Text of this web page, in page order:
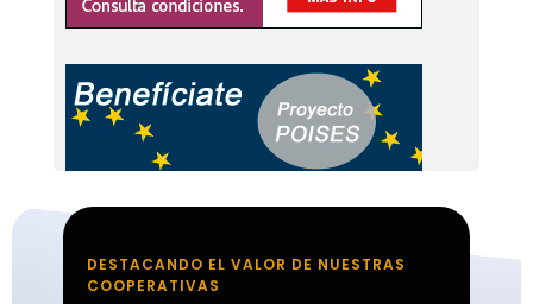
DESTACANDO EL VALOR DE NUESTRAS
COOPERATIVAS